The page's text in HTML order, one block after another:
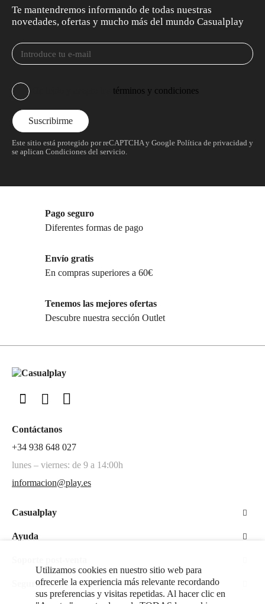
Te mantendremos informando de todas nuestras
novedades, ofertas y mucho más del mundo Casualplay
términos y condiciones
Este sitio está protegido por reCAPTCHA y Google Política de privacidad y
se aplican Condiciones del servicio.
Pago seguro
Diferentes formas de pago
Envío gratis
En compras superiores a 60€
Tenemos las mejores ofertas
Descubre nuestra sección Outlet
Contáctanos
+34 938 648 027
lunes – viernes: de 9 a 14:00h
informacion@play.es
Casualplay
Ayuda
Seguridad
Utilizamos cookies en nuestro sitio web para
ofrecerle la experiencia más relevante recordando
sus preferencias y visitas repetidas. Al hacer clic en